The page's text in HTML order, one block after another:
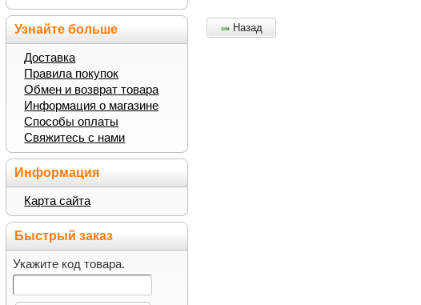
Назад
Узнайте больше
Доставка
Правила покупок
Обмен и возврат товара
Информация о магазине
Способы оплаты
Свяжитесь с нами
Информация
Карта сайта
Быстрый заказ
Укажите код товара.